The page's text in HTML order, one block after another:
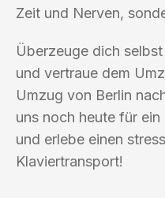
Zeit und Nerven,
Überzeuge dich
und vertraue dem
Umzug von Berlin
uns noch heute für
und erlebe einen
Klaviertransport!